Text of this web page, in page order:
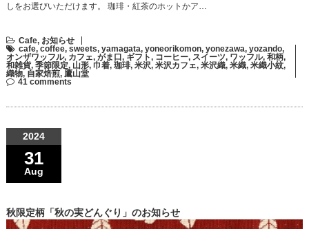
しをお選びいただけます。 珈琲・紅茶のホットかア…
Cafe, お知らせ
cafe, coffee, sweets, yamagata, yoneorikomon, yonezawa, yozando,
オンザワッフル, カフェ, がま口, ギフト, コーヒー, スイーツ, ワッフル, 和柄,
和雑貨, 季節限定, 山形, 巾着, 珈琲, 米沢, 米沢カフェ, 米沢織, 米織, 米織小紋,
織物, 自家焙煎, 鷹山堂
41 comments
2024
31
Aug
秋限定柄「秋の実どんぐり」のお知らせ